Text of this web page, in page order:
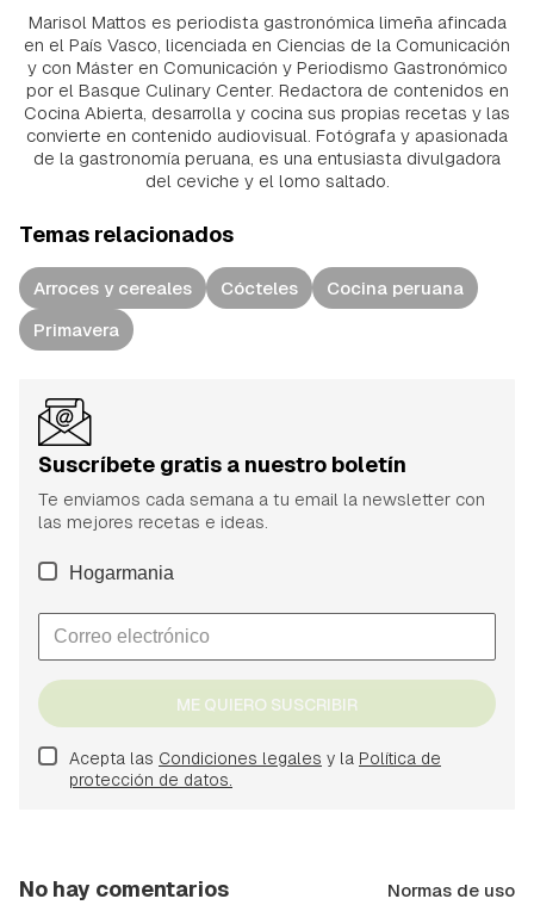
Marisol Mattos es periodista gastronómica limeña afincada
en el País Vasco, licenciada en Ciencias de la Comunicación
y con Máster en Comunicación y Periodismo Gastronómico
por el Basque Culinary Center. Redactora de contenidos en
Cocina Abierta, desarrolla y cocina sus propias recetas y las
convierte en contenido audiovisual. Fotógrafa y apasionada
de la gastronomía peruana, es una entusiasta divulgadora
del ceviche y el lomo saltado.
Temas relacionados
Arroces y cereales Cócteles
Cocina peruana
Primavera
Suscríbete gratis a nuestro boletín
Te enviamos cada semana a tu email la newsletter con
las mejores recetas e ideas.
Hogarmania
ME QUIERO SUSCRIBIR
Acepta las Condiciones legales y la Política de
protección de datos.
No hay comentarios Normas de uso